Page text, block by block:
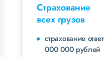
ответственности